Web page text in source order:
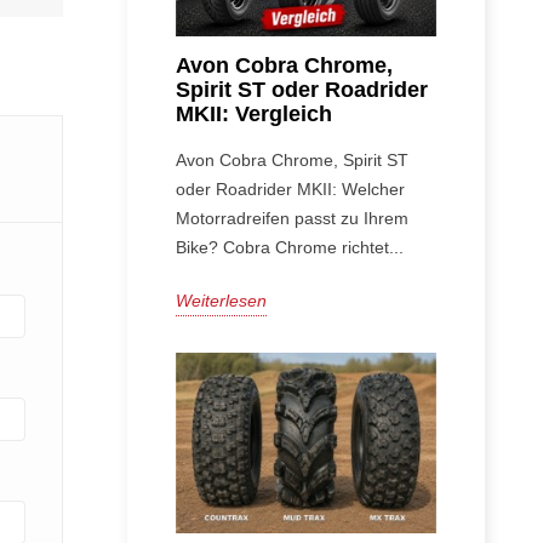
Avon Cobra Chrome,
Spirit ST oder Roadrider
MKII: Vergleich
Avon Cobra Chrome, Spirit ST
oder Roadrider MKII: Welcher
Motorradreifen passt zu Ihrem
Bike? Cobra Chrome richtet...
Weiterlesen